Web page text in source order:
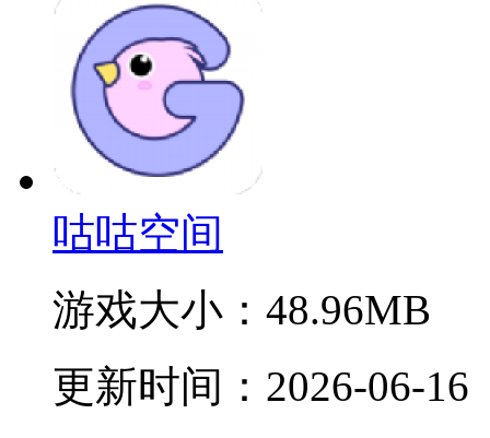
咕咕空间
游戏大小： 48.96MB
更新时间： 2026-06-16